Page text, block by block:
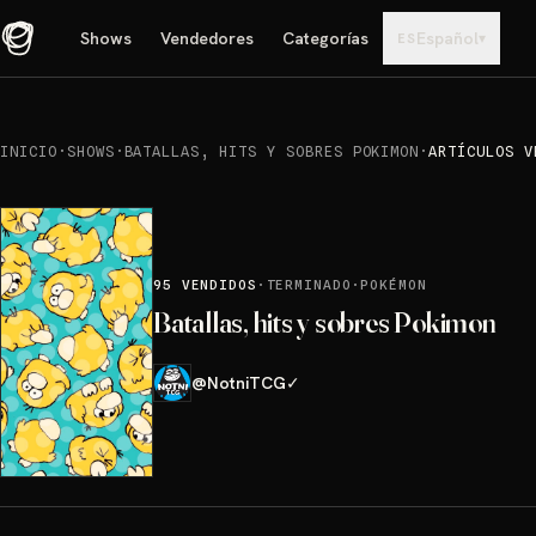
Shows Vendedores Categorías ES Español▾
INICIO · SHOWS · BATALLAS, HITS Y SOBRES POKIMON ·ARTÍCULOS
95 VENDIDOS · TERMINADO ·POKÉMON
Batallas, hits y sobres Pokimon
@NotniTCG✓